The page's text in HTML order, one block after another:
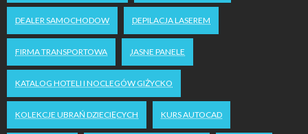
DEALER SAMOCHODOW DEPILACJA LASEREM
FIRMA TRANSPORTOWA JASNE PANELE
KATALOG HOTELI I NOCLEGÓW GIŻYCKO
KOLEKCJE UBRAŃ DZIECIĘCYCH KURS AUTOCAD